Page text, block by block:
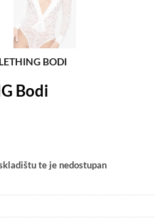
BODI
Bodi
te je nedostupan